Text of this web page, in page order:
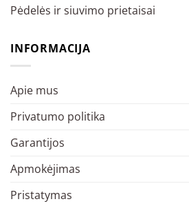
Pėdelės ir siuvimo prietaisai
INFORMACIJA
Apie mus
Privatumo politika
Garantijos
Apmokėjimas
Pristatymas